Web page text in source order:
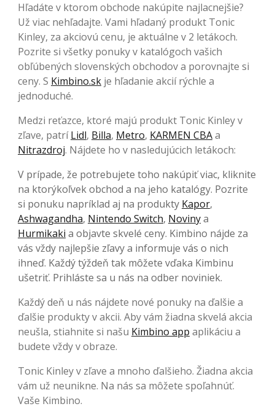
Hľadáte v ktorom obchode nakúpite najlacnejšie?
Už viac nehľadajte. Vami hľadaný produkt Tonic
Kinley, za akciovú cenu, je aktuálne v 2 letákoch.
Pozrite si všetky ponuky v katalógoch vašich
obľúbených slovenských obchodov a porovnajte si
ceny. S Kimbino.sk je hľadanie akcií rýchle a
jednoduché.
Medzi reťazce, ktoré majú produkt Tonic Kinley v
zľave, patríLidl, Billa, Metro, KARMEN CBAa
Nitrazdroj. Nájdete ho v nasledujúcich letákoch:
V prípade, že potrebujete toho nakúpiť viac, kliknite
na ktorýkoľvek obchod a na jeho katalógy. Pozrite
si ponuku napríklad aj na produkty Kapor,
Ashwagandha, Nintendo Switch, Novinya
Hurmikaki a objavte skvelé ceny. Kimbino nájde za
vás vždy najlepšie zľavy a informuje vás o nich
ihneď. Každý týždeň tak môžete vďaka Kimbinu
ušetriť. Prihláste sa u nás na odber noviniek.
Každý deň u nás nájdete nové ponuky na ďalšie a
ďalšie produkty v akcii. Aby vám žiadna skvelá akcia
neušla, stiahnite si našu Kimbino app aplikáciu a
budete vždy v obraze.
Tonic Kinley v zľave a mnoho ďalšieho. Žiadna akcia
vám už neunikne. Na nás sa môžete spoľahnúť.
Vaše Kimbino.